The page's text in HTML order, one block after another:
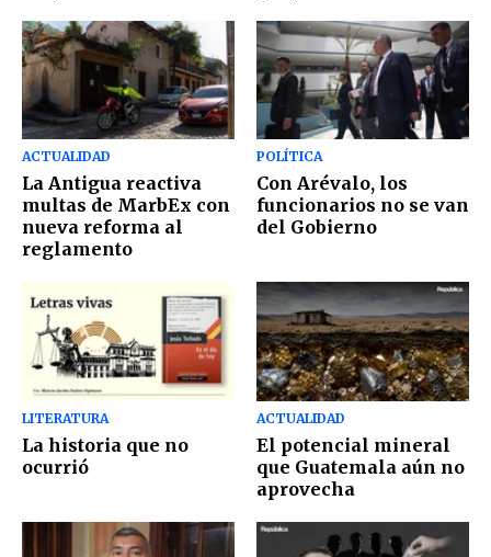
ACTUALIDAD
La Antigua reactiva
multas de MarbEx con
nueva reforma al
reglamento
POLÍTICA
Con Arévalo, los
funcionarios no se van
del Gobierno
LITERATURA
La historia que no
ocurrió
ACTUALIDAD
El potencial mineral
que Guatemala aún no
aprovecha